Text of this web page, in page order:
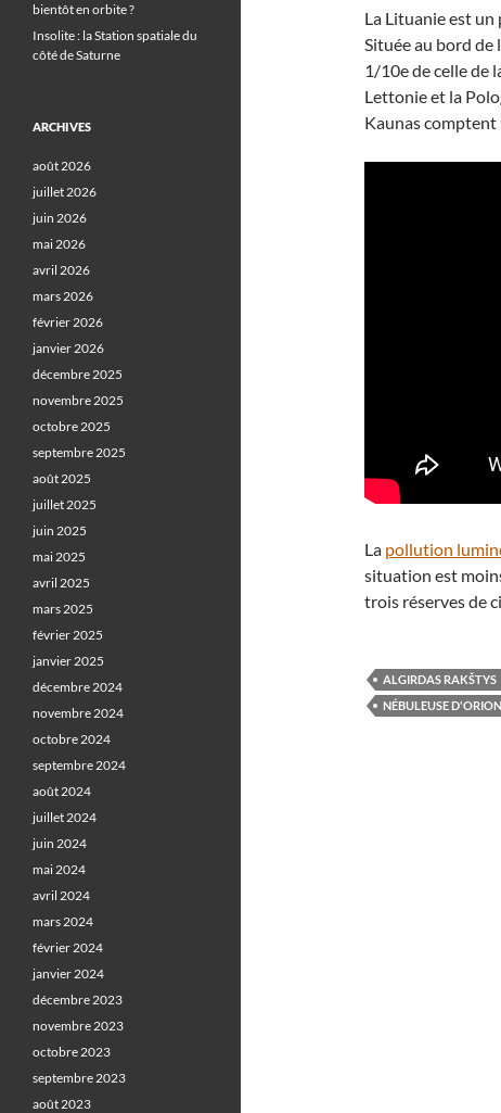
La Lituanie est
Située au bord de
1/10e de celle de
Lettonie et la
Kaunas
La pollution
situation est
trois réserves de
ALGIRDAS RAKŠTYS
NÉBULEUSE D'ORION
bientôt en orbite ?
Insolite : la Station spatiale du
côté de Saturne
ARCHIVES
août 2026
juillet 2026
juin 2026
mai 2026
avril 2026
mars 2026
février 2026
janvier 2026
décembre 2025
novembre 2025
octobre 2025
septembre 2025
août 2025
juillet 2025
juin 2025
mai 2025
avril 2025
mars 2025
février 2025
janvier 2025
décembre 2024
novembre 2024
octobre 2024
septembre 2024
août 2024
juillet 2024
juin 2024
mai 2024
avril 2024
mars 2024
février 2024
janvier 2024
décembre 2023
novembre 2023
octobre 2023
septembre 2023
août 2023